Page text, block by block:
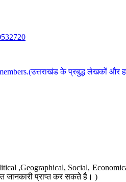
के प्रबुद्ध लेखकों और
,Geographical, Social,
जानकारी प्राप्त कर सकते है। )